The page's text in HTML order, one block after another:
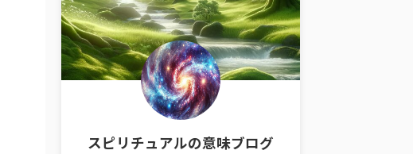
スピリチュアルの意味ブログ